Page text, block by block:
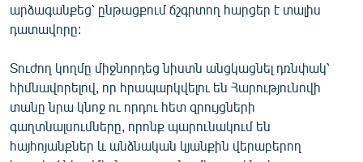
արձագանքեց՝ ընթացքում ճշգրտող հարցեր է տալիս
դատավորը:
Տուժող կողմը միջնորդեց նիստն անցկացնել դռնփակ՝
հիմնավորելով, որ հրապարկվելու են Հարությունովի
տանը նրա կնոջ ու որդու հետ զրույցների
գաղտնալսումները, որոնք պարունակում են
հայհոյանքներ և անձնական կյանքին վերաբերող